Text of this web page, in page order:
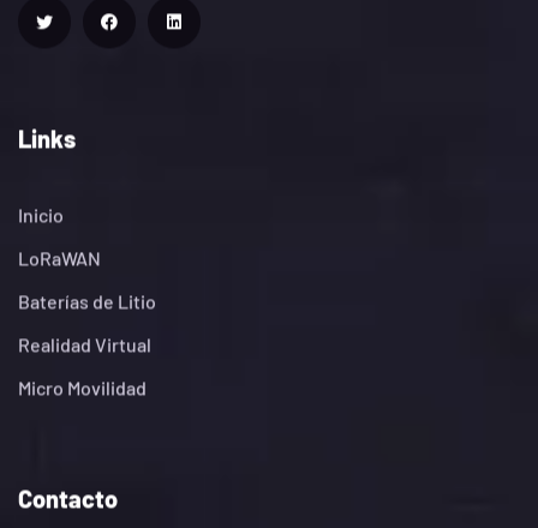
Links
Inicio
LoRaWAN
Baterías de Litio
Realidad Virtual
Micro Movilidad
Contacto